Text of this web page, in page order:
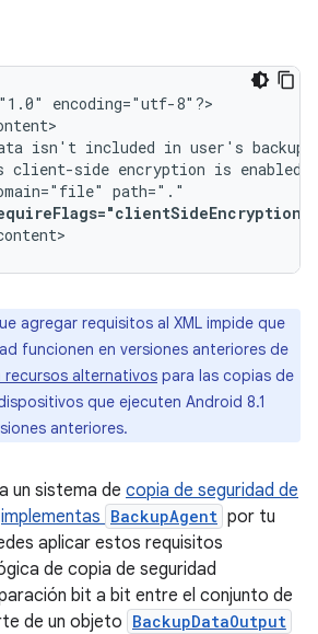
encoding="utf-8"?>
isn't included in user's
client-side encryption is enabled.
agregar requisitos al XML impide que
funcionen en versiones anteriores de
alternativos para las copias de
que ejecuten Android 8.1
anteriores.
un sistema de copia de seguridad de
implementas BackupAgent por tu
aplicar estos requisitos
de copia de seguridad
bit a bit entre el conjunto de
de un objeto BackupDataOutput